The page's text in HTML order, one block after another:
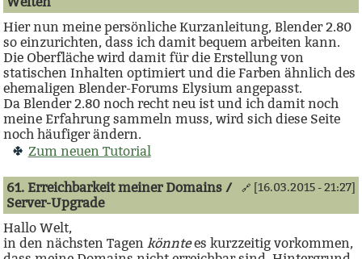
Hier nun meine persönliche Kurzanleitung, Blender 2.80
so einzurichten, dass ich damit bequem arbeiten kann.
Die Oberfläche wird damit für die Erstellung von
statischen Inhalten optimiert und die Farben ähnlich des
ehemaligen Blender-Forums Elysium angepasst.
Da Blender 2.80 noch recht neu ist und ich damit noch
meine Erfahrung sammeln muss, wird sich diese Seite
noch häufiger ändern.
Zum neuen Tutorial
🔗 [16.03.2015 - 21:27]
61. Erreichbarkeit meiner Domains /
Server-Upgrade
Hallo Welt,
in den nächsten Tagen könntees kurzzeitig vorkommen,